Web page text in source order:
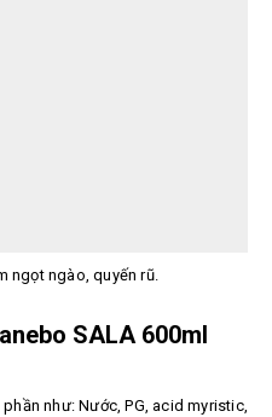
ngọt ngào, quyến rũ.
SALA 600ml
phần như:Nước, PG, acid myristic,